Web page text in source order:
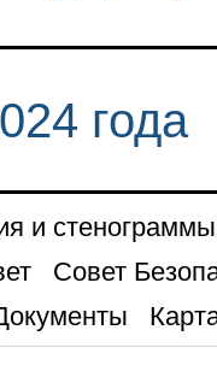
года
и стенограммы
Совет